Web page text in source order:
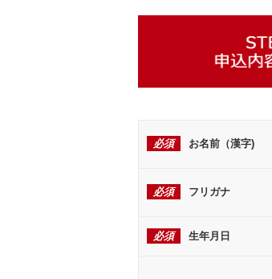
必須 お名前（漢字)
必須 フリガナ
必須 生年月日